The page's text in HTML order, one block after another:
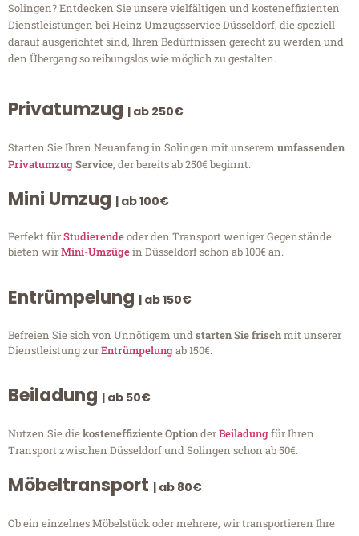
Solingen? Entdecken Sie unsere vielfältigen und kosteneffizienten
Dienstleistungen bei Heinz Umzugsservice Düsseldorf, die speziell
darauf ausgerichtet sind, Ihren Bedürfnissen gerecht zu werden und
den Übergang so reibungslos wie möglich zu gestalten.
Privatumzug | ab 250€
Starten Sie Ihren Neuanfang in Solingen mit unserem umfassenden
PrivatumzugService, der bereits ab 250€ beginnt.
Mini Umzug | ab 100€
Perfekt fürStudierendeoder den Transport weniger Gegenstände
bieten wirMini-Umzügein Düsseldorf schon ab 100€ an.
Entrümpelung | ab 150€
Befreien Sie sich von Unnötigem undstarten Sie frischmit unserer
Dienstleistung zurEntrümpelungab 150€.
Beiladung | ab 50€
Nutzen Sie diekosteneffiziente OptionderBeiladungfür Ihren
Transport zwischen Düsseldorf und Solingen schon ab 50€.
Möbeltransport | ab 80€
Ob ein einzelnes Möbelstück oder mehrere, wir transportieren Ihre